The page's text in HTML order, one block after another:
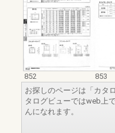
852
853
お探しのページは「カタ
タログビューではweb上
んになれます。